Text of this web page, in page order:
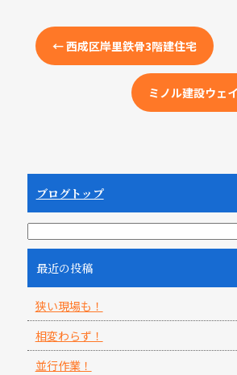
←西成区岸里鉄骨3階建住宅
ミノル建設ウェ
ブログトップ
最近の投稿
狭い現場も！
相変わらず！
並行作業！